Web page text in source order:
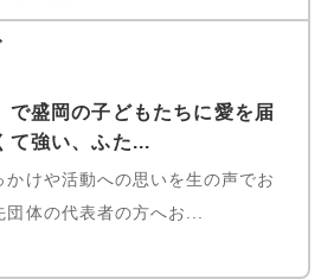
で盛岡の子どもたちに愛を届
て強い、ふた...
かけや活動への思いを生の声でお
体の代表者の方へお...